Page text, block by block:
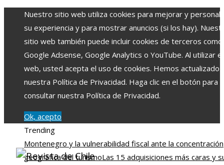
Nuestro sitio web utiliza cookies para mejorar y
su experiencia y para mostrar anuncios (si los hay).
sitio web también puede incluir cookies de terceros como
Google Adsense, Google Analytics o YouTube. Al utilizar
web, usted acepta el uso de cookies. Hemos actualizado
nuestra Política de Privacidad. Haga clic en el botón para
consultar nuestra Política de Privacidad.
Ok, acepto
Trending
Montenegro y la vulnerabilidad fiscal ante la concentración
geográfica del turismoLas 15 adquisiciones más caras y